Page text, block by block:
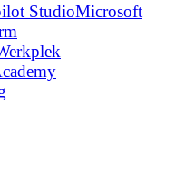
StudioMicrosoft